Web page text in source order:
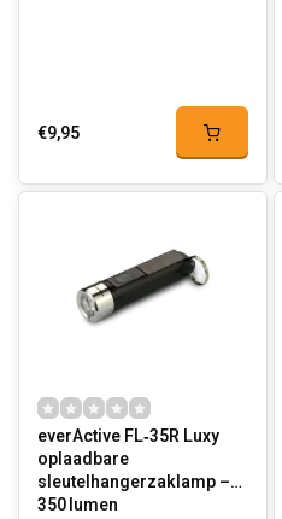
€9,95
everActive FL‑35R Luxy
oplaadbare
sleutelhangerzaklamp –
350 lumen